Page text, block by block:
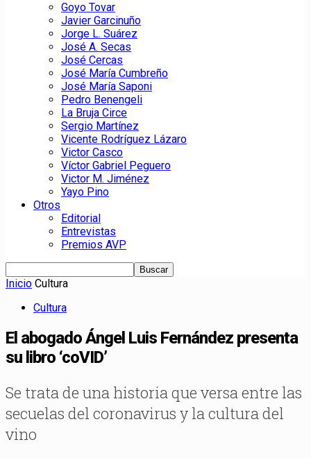
Goyo Tovar
Javier Garcinuño
Jorge L. Suárez
José A. Secas
José Cercas
José María Cumbreño
José María Saponi
Pedro Benengeli
La Bruja Circe
Sergio Martínez
Vicente Rodríguez Lázaro
Victor Casco
Víctor Gabriel Peguero
Victor M. Jiménez
Yayo Pino
Otros
Editorial
Entrevistas
Premios AVP
Inicio Cultura
Cultura
El abogado Ángel Luis Fernández presenta
su libro ‘coVID’
Se trata de una historia que versa entre las
secuelas del coronavirus y la cultura del
vino